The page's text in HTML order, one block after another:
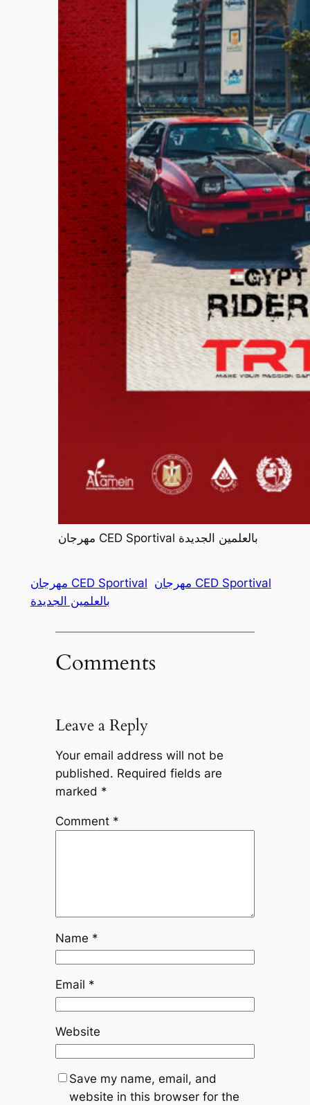
مهرجان CED Sportival بالعلمين الجديدة
مهرجان CED Sportival مهرجان CED Sportival
بالعلمين الجديدة
Comments
Leave a Reply
Your email address will not be
published. Required fields are
marked *
Comment *
Name *
Email *
Website
Save my name, email, and
website in this browser for the